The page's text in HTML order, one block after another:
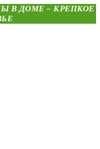
В ДОМЕ – КРЕПКОЕ